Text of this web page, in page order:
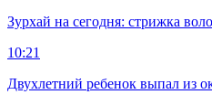
Зурхай на сегодня: стрижка
10:21
Двухлетний ребенок выпал из